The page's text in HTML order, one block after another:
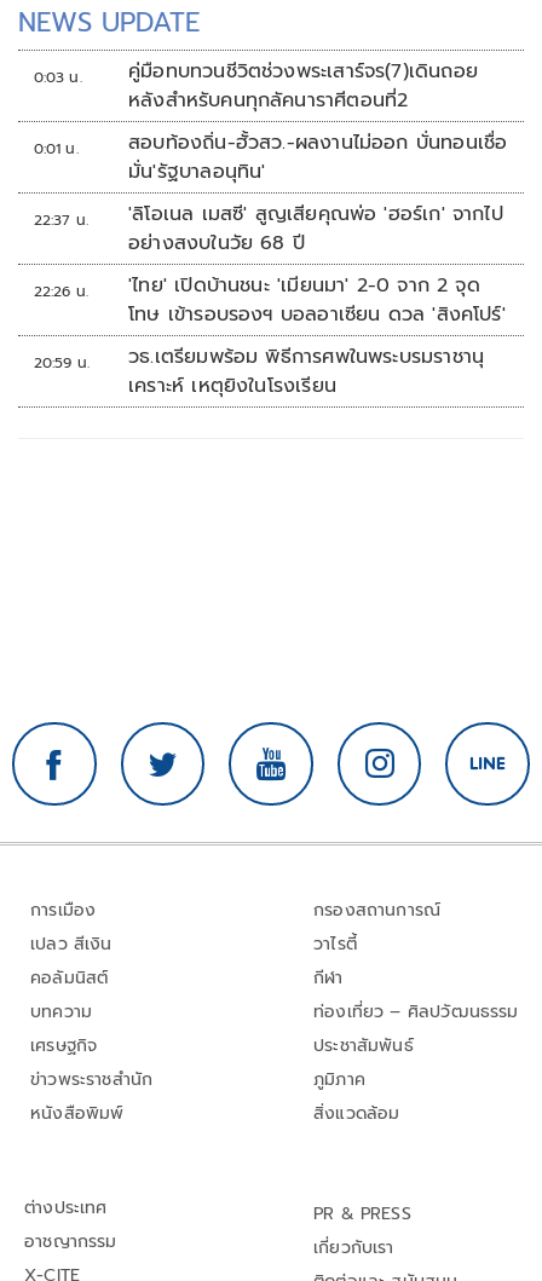
NEWS UPDATE
0:03 น.
คู่มือทบทวนชีวิตช่วงพระเสาร์จร(7)เดินถอย
หลังสำหรับคนทุกลัคนาราศีตอนที่2
0:01 น.
สอบท้องถิ่น-ฮั้วสว.-ผลงานไม่ออก บั่นทอนเชื่อ
มั่น'รัฐบาลอนุทิน'
22:37 น.
'ลิโอเนล เมสซี' สูญเสียคุณพ่อ 'ฮอร์เก' จากไป
อย่างสงบในวัย 68 ปี
22:26 น.
'ไทย' เปิดบ้านชนะ 'เมียนมา' 2-0 จาก 2 จุด
โทษ เข้ารอบรองฯ บอลอาเซียน ดวล 'สิงคโปร์'
20:59 น.
วธ.เตรียมพร้อม พิธีการศพในพระบรมราชานุ
เคราะห์ เหตุยิงในโรงเรียน
การเมือง
เปลว สีเงิน
คอลัมนิสต์
บทความ
เศรษฐกิจ
ข่าวพระราชสำนัก
หนังสือพิมพ์
กรองสถานการณ์
วาไรตี้
กีฬา
ท่องเที่ยว – ศิลปวัฒนธรรม
ประชาสัมพันธ์
ภูมิภาค
สิ่งแวดล้อม
ต่างประเทศ
อาชญากรรม
X-CITE
PR & PRESS
เกี่ยวกับเรา